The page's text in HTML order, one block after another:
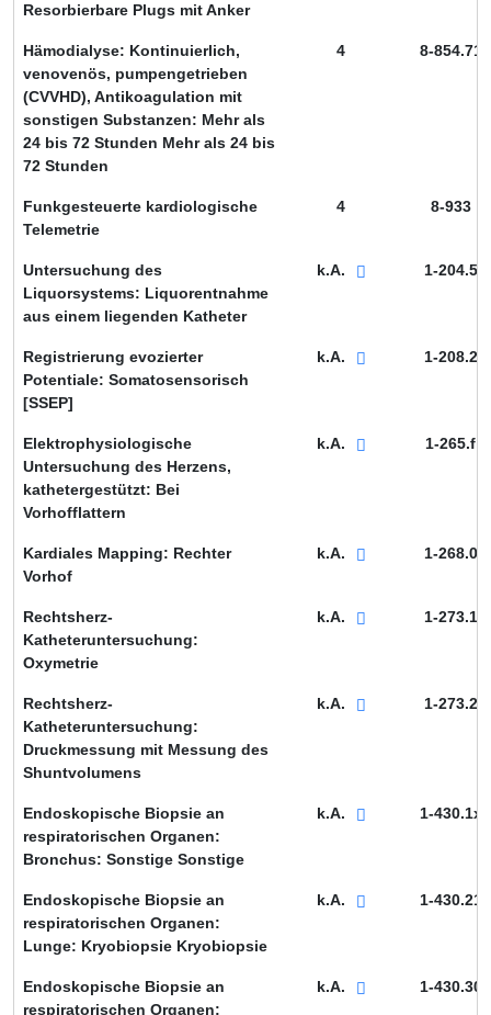
Resorbierbare Plugs mit Anker
Hämodialyse: Kontinuierlich,
venovenös, pumpengetrieben
(CVVHD), Antikoagulation mit
sonstigen Substanzen: Mehr als
24 bis 72 Stunden Mehr als 24 bis
72 Stunden
4 8-854.71
Funkgesteuerte kardiologische
Telemetrie
4 8-933
Untersuchung des
Liquorsystems: Liquorentnahme
aus einem liegenden Katheter
k.A. 1-204.5
Registrierung evozierter
Potentiale: Somatosensorisch
[SSEP]
k.A. 1-208.2
Elektrophysiologische
Untersuchung des Herzens,
kathetergestützt: Bei
Vorhofflattern
k.A. 1-265.f
Kardiales Mapping: Rechter
Vorhof
k.A. 1-268.0
Rechtsherz-
Katheteruntersuchung:
Oxymetrie
k.A. 1-273.1
Rechtsherz-
Katheteruntersuchung:
Druckmessung mit Messung des
Shuntvolumens
k.A. 1-273.2
Endoskopische Biopsie an
respiratorischen Organen:
Bronchus: Sonstige Sonstige
k.A. 1-430.1x
Endoskopische Biopsie an
respiratorischen Organen:
Lunge: Kryobiopsie Kryobiopsie
k.A. 1-430.21
Endoskopische Biopsie an
respiratorischen Organen:
k.A. 1-430.30